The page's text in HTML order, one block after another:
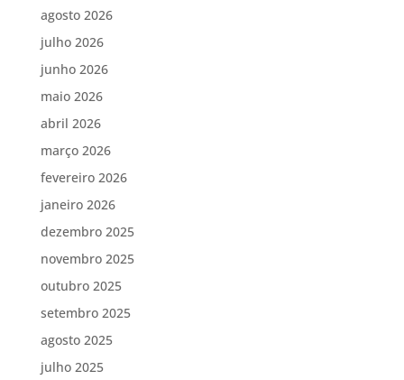
agosto 2026
julho 2026
junho 2026
maio 2026
abril 2026
março 2026
fevereiro 2026
janeiro 2026
dezembro 2025
novembro 2025
outubro 2025
setembro 2025
agosto 2025
julho 2025